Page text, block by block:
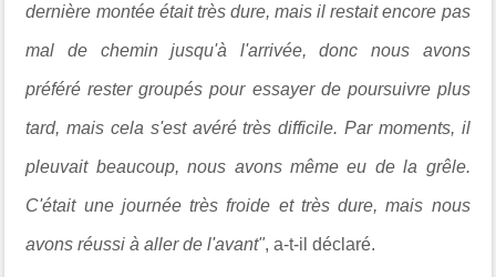
dernière montée était très dure, mais il restait encore pas
mal de chemin jusqu'à l'arrivée, donc nous avons
préféré rester groupés pour essayer de poursuivre plus
tard, mais cela s'est avéré très difficile. Par moments, il
pleuvait beaucoup, nous avons même eu de la grêle.
C'était une journée très froide et très dure, mais nous
avons réussi à aller de l'avant", a-t-il déclaré.